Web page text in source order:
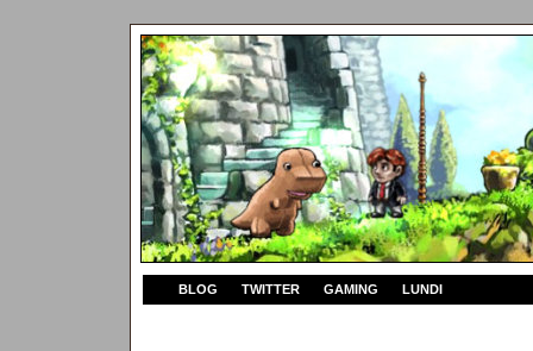
BLOG TWITTER GAMING LUNDI